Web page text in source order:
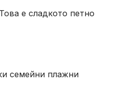
е сладкото петно
семейни плажни